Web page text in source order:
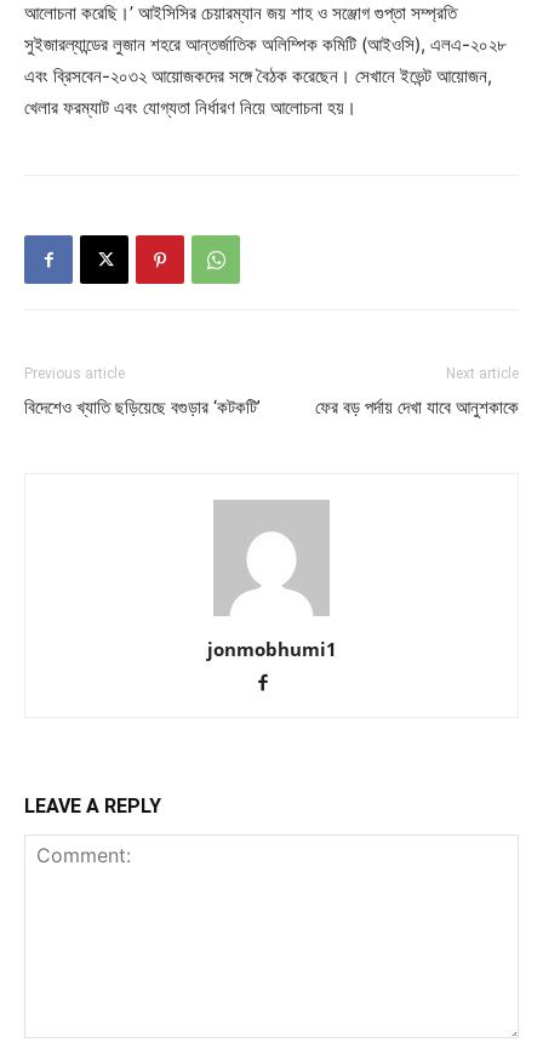
আলোচনা করেছি।’ আইসিসির চেয়ারম্যান জয় শাহ ও সঞ্জোগ গুপ্তা সম্প্রতি
সুইজারল্যান্ডের লুজান শহরে আন্তর্জাতিক অলিম্পিক কমিটি (আইওসি), এলএ-২০২৮
এবং ব্রিসবেন-২০৩২ আয়োজকদের সঙ্গে বৈঠক করেছেন। সেখানে ইভেন্ট আয়োজন,
খেলার ফরম্যাট এবং যোগ্যতা নির্ধারণ নিয়ে আলোচনা হয়।
Previous article
বিদেশেও খ্যাতি ছড়িয়েছে বগুড়ার ‘কটকটি’
Next article
ফের বড় পর্দায় দেখা যাবে আনুশকাকে
jonmobhumi1
LEAVE A REPLY